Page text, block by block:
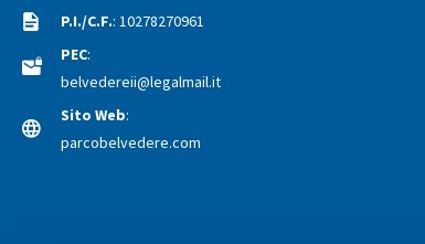
P.I./C.F.: 10278270961
PEC:
belvedereii@legalmail.it
Sito Web:
parcobelvedere.com